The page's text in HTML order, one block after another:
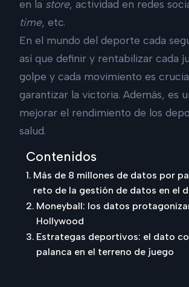
en la store, actividad en redes
time, etc.
En el mundo del deporte cada
así que definir y rentabilizar cada
golpe y cada movimiento es
garantizar la victoria. Además, es
mejorar el rendimiento de los
salud.
Contenidos
Más de 8 millones de datos por
reto de la gestión de datos en el
Moneyball: los datos
Hollywood
Estrategas deportivos: el dato
palanca en el terreno de juego